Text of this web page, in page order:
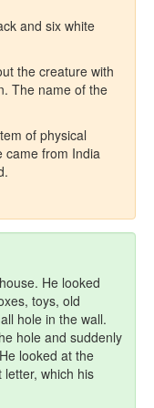
and six white
the creature with
The name of the
of physical
came from India
He looked
toys, old
hole in the wall.
hole and suddenly
looked at the
which his